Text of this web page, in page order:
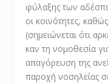
φύλαξης των
οι κοινότητες,
(σημειώνεται ότι
καν τη νομοθεσία
απαγόρευση της
παροχή νοσηλείας